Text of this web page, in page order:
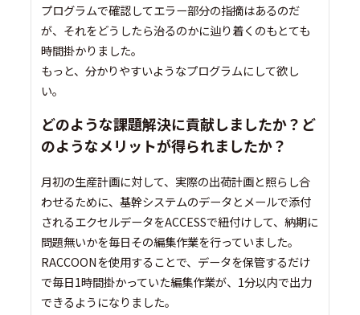
プログラムで確認してエラー部分の指摘はあるのだ
が、それをどうしたら治るのかに辿り着くのもとても
時間掛かりました。
もっと、分かりやすいようなプログラムにして欲し
い。
どのような課題解決に貢献しましたか？ど
のようなメリットが得られましたか？
月初の生産計画に対して、実際の出荷計画と照らし合
わせるために、基幹システムのデータとメールで添付
されるエクセルデータをACCESSで紐付けして、納期に
問題無いかを毎日その編集作業を行っていました。
RACCOONを使用することで、データを保管するだけ
で毎日1時間掛かっていた編集作業が、1分以内で出力
できるようになりました。